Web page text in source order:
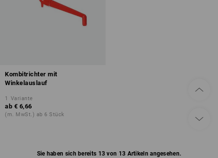
Kombitrichter mit
Winkelauslauf
1 Variante
ab € 6,66
(m. MwSt.) ab 6 Stück
Sie haben sich bereits 13 von 13 Artikeln angesehen.